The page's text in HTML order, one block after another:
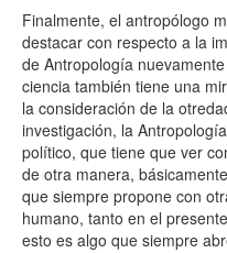
Finalmente, el antropólogo
destacar con respecto a la
de Antropología
ciencia también tiene una
la consideración de la
investigación, la
político, que tiene que ver
de otra manera,
que siempre propone con
humano, tanto en el
esto es algo que siempre